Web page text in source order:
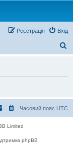
Вхід
Реєстрація
Часовий пояс UTC
Limited
phpBB